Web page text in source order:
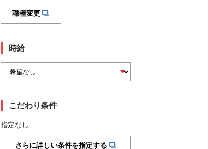
職種変更
時給
こだわり条件
指定なし
さらに詳しい条件を指定する